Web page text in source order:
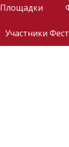
Площадки
Участники